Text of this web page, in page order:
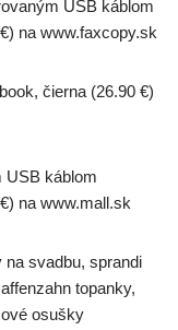
USB káblom
na www.faxcopy.sk
čierna (26.90 €)
USB káblom
na www.mall.sk
svadbu, sprandi
topanky,
osušky